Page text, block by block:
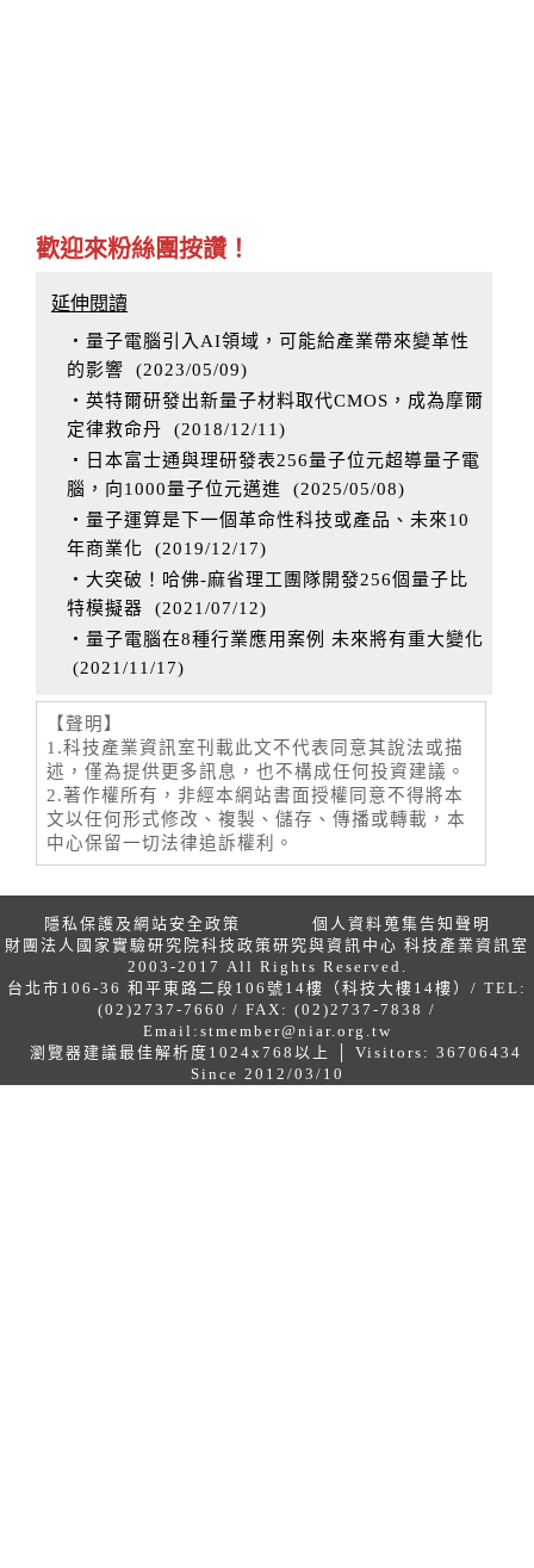
歡迎來粉絲團按讚！
延伸閱讀
‧量子電腦引入AI領域，可能給產業帶來變革性
的影響 (2023/05/09)
‧英特爾研發出新量子材料取代CMOS，成為摩爾
定律救命丹 (2018/12/11 )
‧日本富士通與理研發表256量子位元超導量子電
腦，向1000量子位元邁進 (2025/05/08)
‧量子運算是下一個革命性科技或產品、未來10
年商業化 (2019/12/17)
‧大突破！哈佛-麻省理工團隊開發256個量子比
特模擬器 (2021/07/12)
‧量子電腦在8種行業應用案例 未來將有重大變化
(2021/11/17)
【聲明】
1.科技產業資訊室刊載此文不代表同意其說法或描
述，僅為提供更多訊息，也不構成任何投資建議。
2.著作權所有，非經本網站書面授權同意不得將本
文以任何形式修改、複製、儲存、傳播或轉載，本
中心保留一切法律追訴權利。
隱私保護及網站安全政策
個人資料蒐集告知聲明
財團法人國家實驗研究院科技政策研究與資訊中心 科技產業資訊室
2003-2017 All Rights Reserved.
台北市106-36 和平東路二段106號14樓（科技大樓14樓）/ TEL:
(02)2737-7660 / FAX: (02)2737-7838 /
Email: stmember@niar.org.tw
瀏覽器建議最佳解析度1024x768以上 │ Visitors: 36706434
Since 2012/03/10